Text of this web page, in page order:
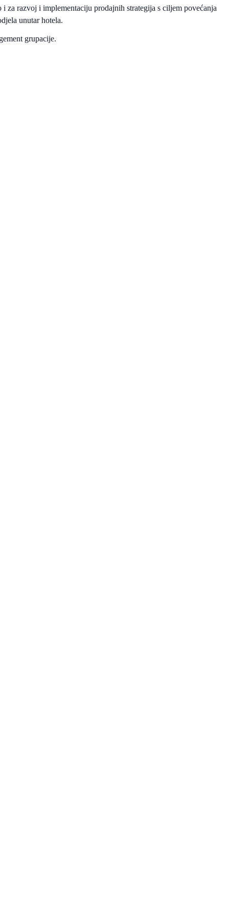
za razvoj i implementaciju prodajnih strategija s ciljem povećanja
unutar hotela.
grupacije.